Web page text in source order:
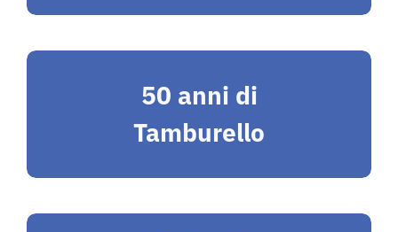
50 anni di
Tamburello